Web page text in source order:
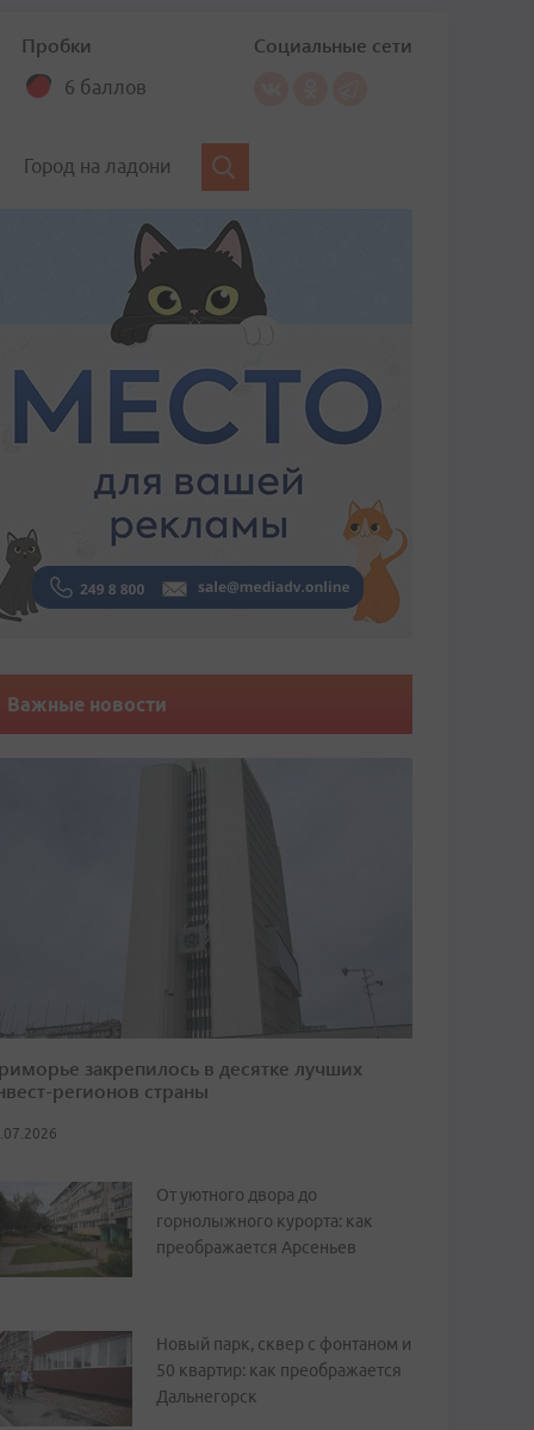
Пробки
6 баллов
Социальные сети
Город на ладони
Важные новости
закрепилось в десятке лучших
регионов страны
От уютного двора до
горнолыжного курорта: как
преображается Арсеньев
Новый парк, сквер с фонтаном и
50 квартир: как преображается
Дальнегорск